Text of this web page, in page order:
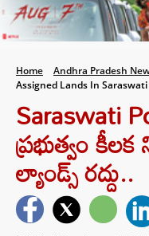
Home Andhra Pradesh
Assigned Lands In
Saraswati
ప్రభుత్వం
ల్యాండ్స్ రద్దు..